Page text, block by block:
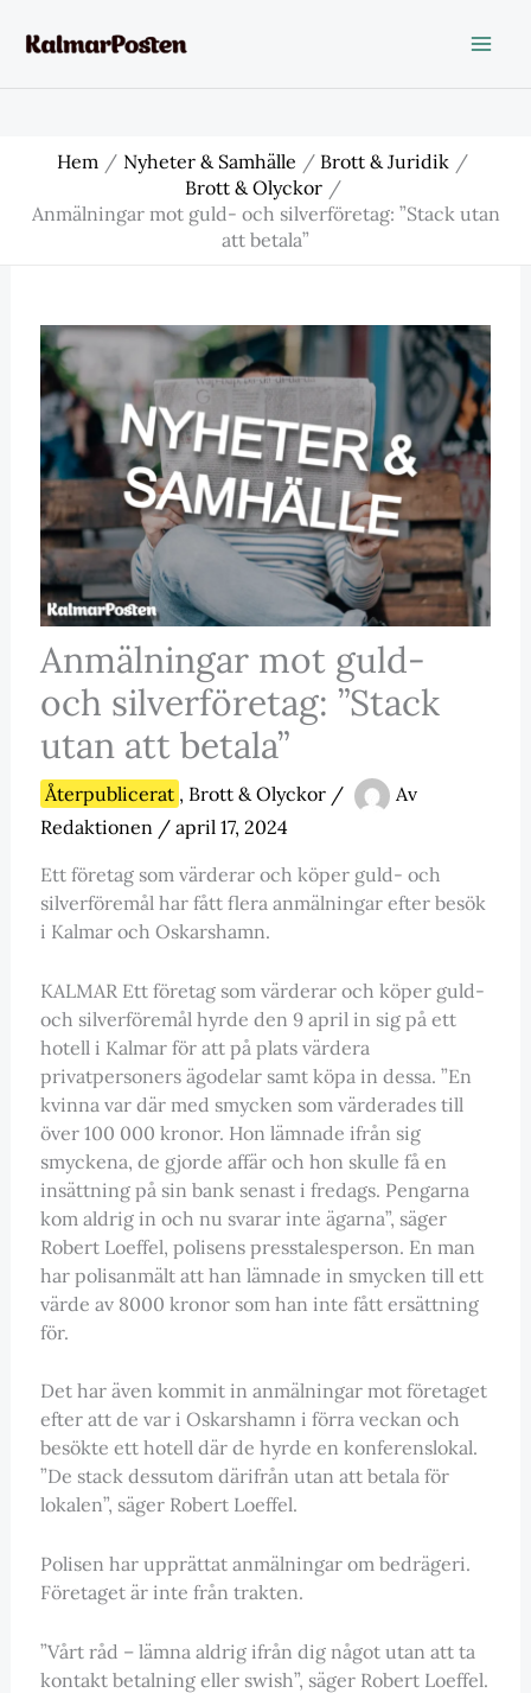
Hem Nyheter & Samhälle
Brott & Juridik
Brott & Olyckor
Anmälningar mot guld- och silverföretag: ”Stack utan
att betala”
Anmälningar mot guld-
och silverföretag: ”Stack
utan att betala”
Återpublicerat , Brott & Olyckor/
Av
Redaktionen / april 17, 2024
Ett företag som värderar och köper guld- och
silverföremål har fått flera anmälningar efter besök
i Kalmar och Oskarshamn.
KALMAR Ett företag som värderar och köper guld-
och silverföremål hyrde den 9 april in sig på ett
hotell i Kalmar för att på plats värdera
privatpersoners ägodelar samt köpa in dessa. ”En
kvinna var där med smycken som värderades till
över 100 000 kronor. Hon lämnade ifrån sig
smyckena, de gjorde affär och hon skulle få en
insättning på sin bank senast i fredags. Pengarna
kom aldrig in och nu svarar inte ägarna”, säger
Robert Loeffel, polisens presstalesperson. En man
har polisanmält att han lämnade in smycken till ett
värde av 8000 kronor som han inte fått ersättning
för.
Det har även kommit in anmälningar mot företaget
efter att de var i Oskarshamn i förra veckan och
besökte ett hotell där de hyrde en konferenslokal.
”De stack dessutom därifrån utan att betala för
lokalen”, säger Robert Loeffel.
Polisen har upprättat anmälningar om bedrägeri.
Företaget är inte från trakten.
”Vårt råd – lämna aldrig ifrån dig något utan att ta
kontakt betalning eller swish”, säger Robert Loeffel.